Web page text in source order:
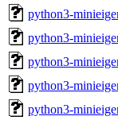
python3-
python3-
python3-
python3-
python3-